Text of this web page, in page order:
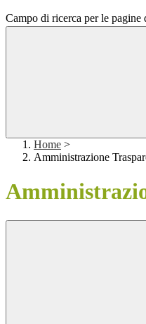
Campo di ricerca per le pagine
Home >
Amministrazione